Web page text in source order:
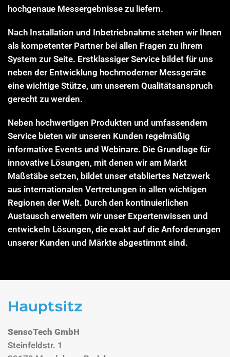
hochgenaue Messergebnisse zu liefern.
Nach Installation und Inbetriebnahme stehen wir Ihnen
als kompetenter Partner bei allen Fragen zu Ihrem
System zur Seite. Erstklassiger Service bildet für uns
neben der Entwicklung hochmoderner Messgeräte
eine wichtige Stütze, um unserem Qualitätsanspruch
gerecht zu werden.
Neben hochwertigen Produkten und umfassendem
Service bieten wir unseren Kunden regelmäßig
informative Events und Webinare. Die Grundlage für
innovative Lösungen, mit denen wir am Markt
Maßstäbe setzen, bildet unser etabliertes Netzwerk
aus internationalen Vertretungen in allen wichtigen
Regionen der Welt. Durch den kontinuierlichen
Austausch erweitern wir unser Expertenwissen und
entwickeln Lösungen, die exakt auf die Anforderungen
unserer Kunden und Märkte abgestimmt sind.
Hauptsitz
SensoTech GmbH
Steinfeldstr. 1